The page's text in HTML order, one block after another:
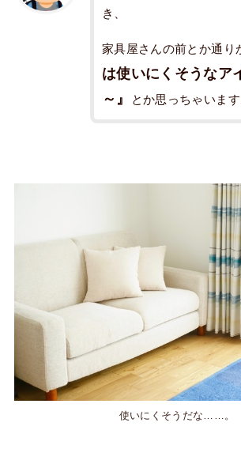
き、
家具屋さんの前とか通り
は使いにくそうなア
～』
とか思っちゃいます
使いにくそうだな……。